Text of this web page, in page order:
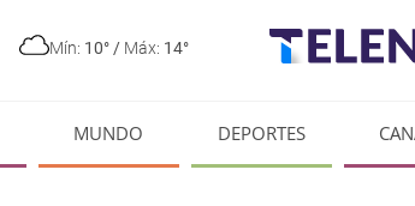
Mín: 10° / Máx: 14°
MUNDO DEPORTES